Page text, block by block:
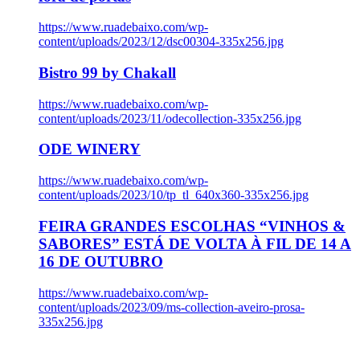
https://www.ruadebaixo.com/wp-
content/uploads/2023/12/dsc00304-335x256.jpg
Bistro 99 by Chakall
https://www.ruadebaixo.com/wp-
content/uploads/2023/11/odecollection-335x256.jpg
ODE WINERY
https://www.ruadebaixo.com/wp-
content/uploads/2023/10/tp_tl_640x360-335x256.jpg
FEIRA GRANDES ESCOLHAS “VINHOS &
SABORES” ESTÁ DE VOLTA À FIL DE 14 A
16 DE OUTUBRO
https://www.ruadebaixo.com/wp-
content/uploads/2023/09/ms-collection-aveiro-prosa-
335x256.jpg